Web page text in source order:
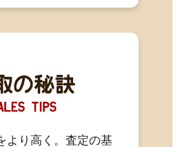
より高く。査定の基